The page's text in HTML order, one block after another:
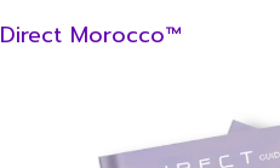
Direct Morocco™